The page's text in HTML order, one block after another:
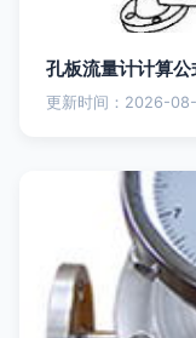
孔板流量计计算
更新时间：2026-